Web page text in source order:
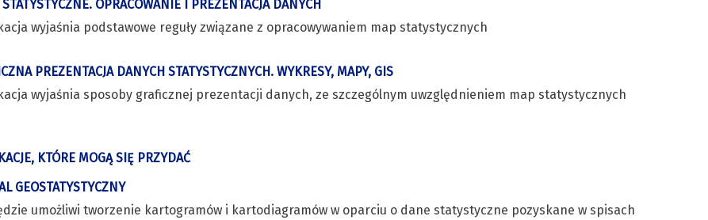
OPRACOWANIE I PREZENTACJA DANYCH
wyjaśnia podstawowe reguły związane z opracowywaniem map statystycznych
PREZENTACJA DANYCH STATYSTYCZNYCH. WYKRESY, MAPY, GIS
wyjaśnia sposoby graficznej prezentacji danych, ze szczególnym uwzględnieniem map statystycznych
KTÓRE MOGĄ SIĘ PRZYDAĆ
GEOSTATYSTYCZNY
umożliwi tworzenie kartogramów i kartodiagramów w oparciu o dane statystyczne pozyskane w spisach